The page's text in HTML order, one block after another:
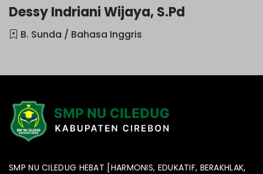
Dessy Indriani Wijaya, S.Pd
B. Sunda / Bahasa Inggris
SMP NU CILEDUG HEBAT [HARMONIS, EDUKATIF, BERAKHLAK,